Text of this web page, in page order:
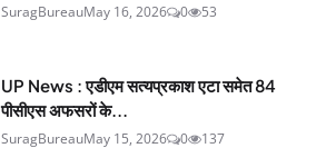
SuragBureauMay 16, 2026 0 53
UP News : एडीएम सत्यप्रकाश एटा समेत 84
पीसीएस अफसरों के...
SuragBureauMay 15, 2026 0 137